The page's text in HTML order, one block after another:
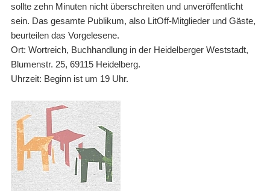
sollte zehn Minuten nicht überschreiten und unveröffentlicht
sein. Das gesamte Publikum, also LitOff-Mitglieder und Gäste,
beurteilen das Vorgelesene.
Ort: Wortreich, Buchhandlung in der Heidelberger Weststadt,
Blumenstr. 25, 69115 Heidelberg.
Uhrzeit: Beginn ist um 19 Uhr.